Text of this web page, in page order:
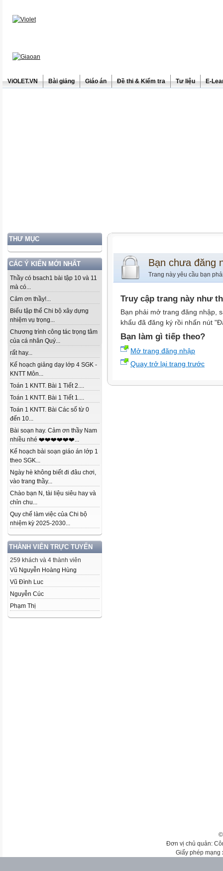
ViOLET.VN Bài giảng Giáo án Đề thi & Kiểm tra Tư liệu E-
THƯ MỤC
CÁC Ý KIẾN MỚI NHẤT
Thầy có bsach1 bài tập 10 và 11
mà có...
Cảm ơn thầy!...
Biểu tập thể Chi bộ xây dựng
nhiệm vụ trọng...
Chương trình công tác trọng tâm
của cá nhân Quý...
rất hay...
Kế hoạch giảng dạy lớp 4 SGK -
KNTT Môn...
Toán 1 KNTT. Bài 1 Tiết 2....
Toán 1 KNTT. Bài 1 Tiết 1....
Toán 1 KNTT. Bài Các số từ 0
đến 10...
Bài soạn hay. Cảm ơn thầy Nam
nhiều nhé ❤️❤️❤️❤️❤️❤️...
Kế hoạch bài soạn giáo án lớp 1
theo SGK...
Ngày hè không biết đi đâu chơi,
vào trang thầy...
Chào bạn N, tài liệu siêu hay và
chỉn chu...
Quy chế làm việc của Chi bộ
nhiệm kỳ 2025-2030...
THÀNH VIÊN TRỰC TUYẾN
259 khách và 4 thành viên
Vũ Nguyễn Hoàng Hùng
Vũ Đình Luc
Nguyễn Cúc
Phạm Thị
Bạn chưa đăng
Trang này yêu cầu bạn
Truy cập trang này như
Bạn phải mở trang đăng nhập,
khẩu đã đăng ký rồi nhấn nút
Bạn làm gì tiếp theo?
Mở trang đăng nhập
Quay trở lại trang trước
Đơn vị chủ quản:
Giấy phép mạng